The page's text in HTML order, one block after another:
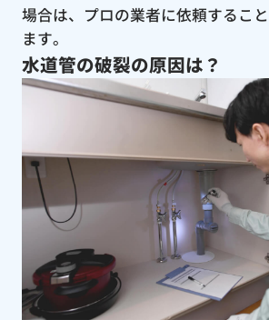
場合は、プロの業者に依頼するこ
ます。
水道管の破裂の原因は？